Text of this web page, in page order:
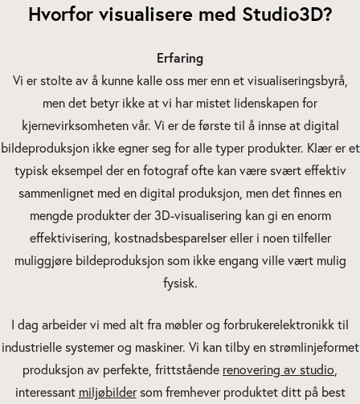
Hvorfor visualisere med Studio3D?
Erfaring
Vi er stolte av å kunne kalle oss mer enn et visualiseringsbyrå,
men det betyr ikke at vi har mistet lidenskapen for
kjernevirksomheten vår. Vi er de første til å innse at digital
bildeproduksjon ikke egner seg for alle typer produkter. Klær er et
typisk eksempel der en fotograf ofte kan være svært effektiv
sammenlignet med en digital produksjon, men det finnes en
mengde produkter der 3D-visualisering kan gi en enorm
effektivisering, kostnadsbesparelser eller i noen tilfeller
muliggjøre bildeproduksjon som ikke engang ville vært mulig
fysisk.
I dag arbeider vi med alt fra møbler og forbrukerelektronikk til
industrielle systemer og maskiner. Vi kan tilby en strømlinjeformet
produksjon av perfekte, frittstående renovering av studio,
interessant miljøbildersom fremhever produktet ditt på best